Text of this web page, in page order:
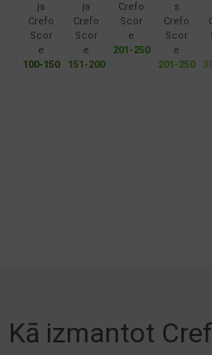
ja
Crefo
Scor
e
100-150
ja
Crefo
Scor
e
151-200
Crefo
Scor
e
201-250
s
Crefo
Scor
e
201-250
Kā izmantot